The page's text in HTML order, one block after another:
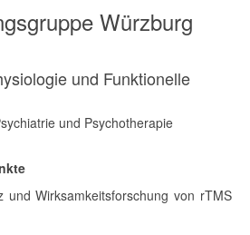
Würzburg
und Funktionelle
und Psychotherapie
und Wirksamkeitsforschung von rTMS